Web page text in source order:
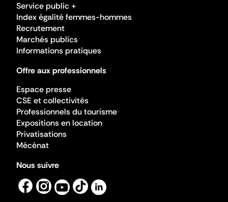
Service public +
Index égalité femmes-hommes
Recrutement
Marchés publics
Informations pratiques
Offre aux professionnels
Espace presse
CSE et collectivités
Professionnels du tourisme
Expositions en location
Privatisations
Mécénat
Nous suivre